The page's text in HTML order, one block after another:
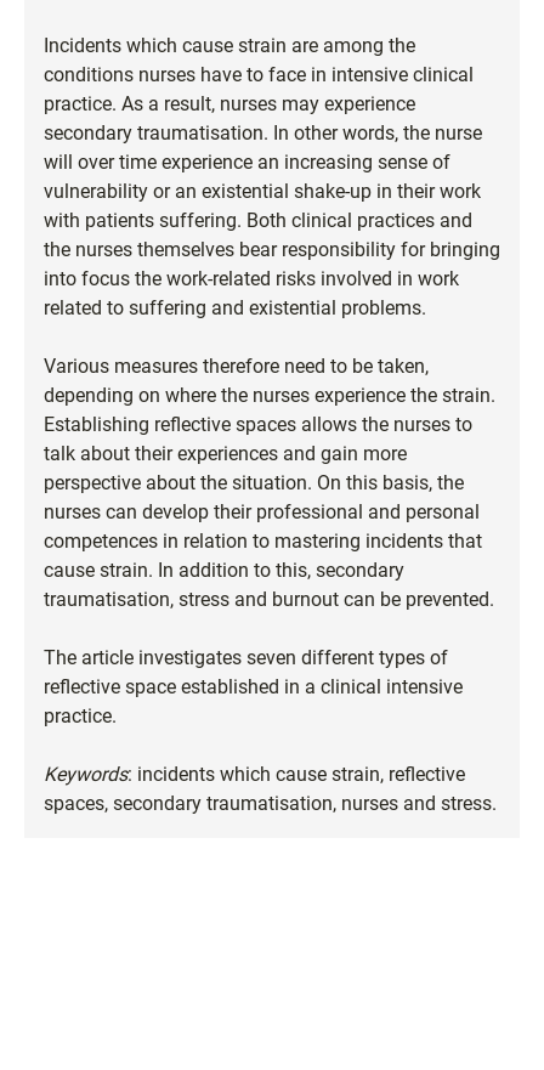
Incidents which cause strain are among the
conditions nurses have to face in intensive clinical
practice. As a result, nurses may experience
secondary traumatisation. In other words, the nurse
will over time experience an increasing sense of
vulnerability or an existential shake-up in their work
with patients suffering. Both clinical practices and
the nurses themselves bear responsibility for bringing
into focus the work-related risks involved in work
related to suffering and existential problems.
Various measures therefore need to be taken,
depending on where the nurses experience the strain.
Establishing reflective spaces allows the nurses to
talk about their experiences and gain more
perspective about the situation. On this basis, the
nurses can develop their professional and personal
competences in relation to mastering incidents that
cause strain. In addition to this, secondary
traumatisation, stress and burnout can be prevented.
The article investigates seven different types of
reflective space established in a clinical intensive
practice.
Keywords: incidents which cause strain, reflective
spaces, secondary traumatisation, nurses and stress.